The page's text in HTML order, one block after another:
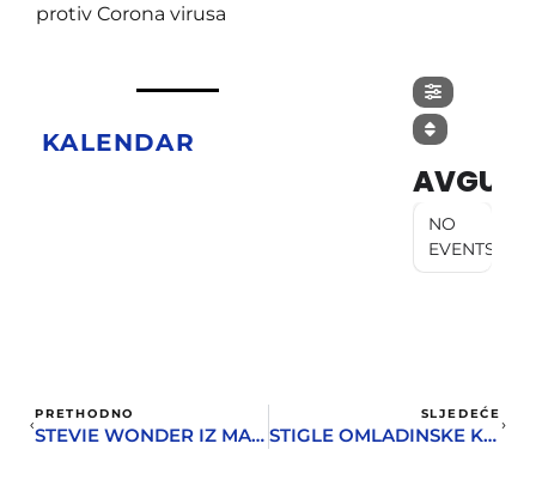
protiv Corona virusa
KALENDAR
AVGUST
NO
EVENTS
PRETHODNO
STEVIE WONDER IZ MARKOVE KUHINJE
SLJEDEĆE
STIGLE OMLADINSKE KARTICE